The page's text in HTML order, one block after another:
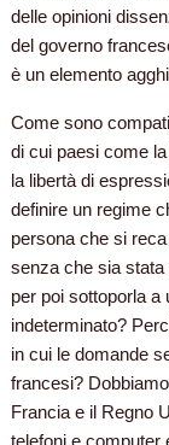
delle opinioni
del governo
è un elemento
Come sono
di cui paesi come
la libertà di
definire un regime
persona che si
senza che sia
per poi sottoporla
indeterminato?
in cui le domande
francesi?
Francia e il Regno
telefoni e computer